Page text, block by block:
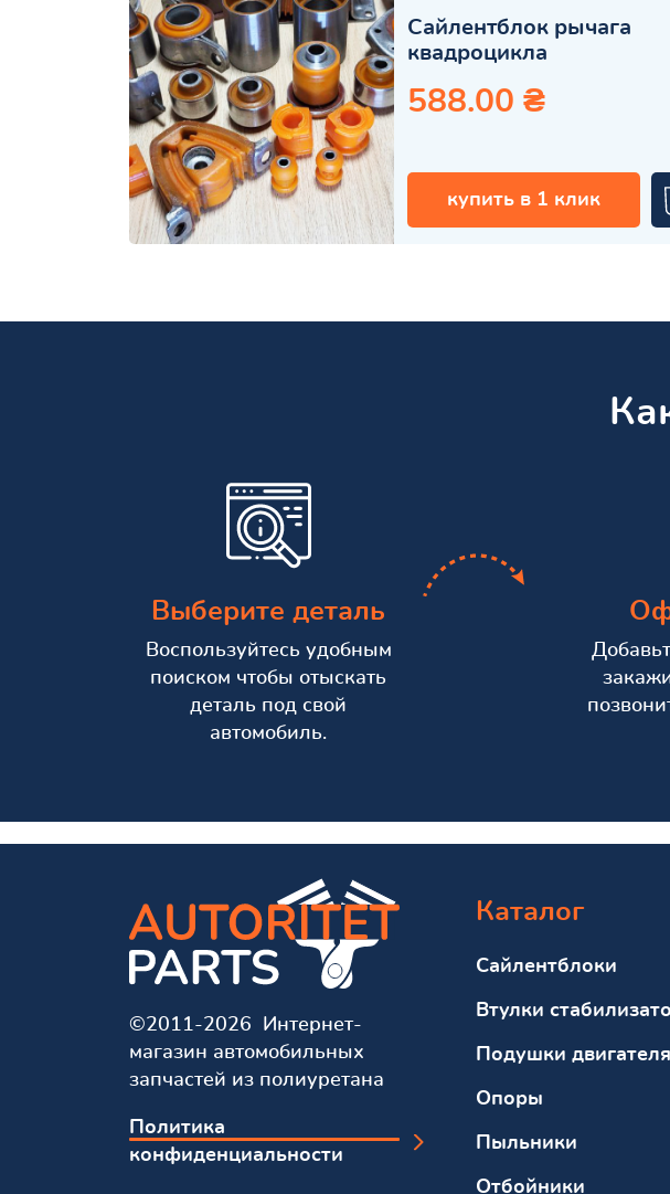
Сайлентблок рычага
квадроцикла
588.00 ₴
купить в 1 клик
Выберите деталь
Воспользуйтесь удобным
поиском чтобы отыскать
деталь под свой
автомобиль.
©2011-2026 Интернет-
магазин автомобильных
запчастей из полиуретана
Политика
конфиденциальности
Каталог
Сайлентблоки
Втулки
Подушки
Опоры
Пыльники
Отбойники